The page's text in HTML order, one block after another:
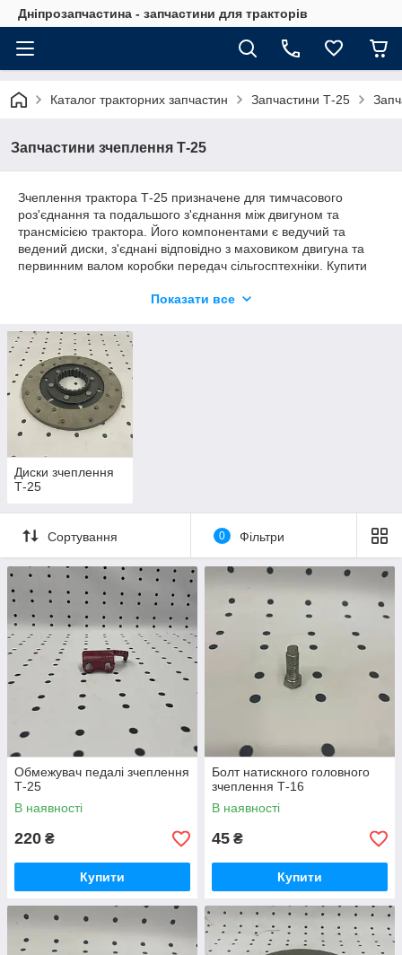
Дніпрозапчастина - запчастини для тракторів
Каталог тракторних запчастин Запчастини Т-25
Запчастини зчеплення Т-25
Зчеплення трактора Т-25 призначене для тимчасового
роз'єднання та подальшого з'єднання між двигуном та
трансмісією трактора. Його компонентами є ведучий та
ведений диски, з'єднані відповідно з маховиком двигуна та
первинним валом коробки передач сільгосптехніки. Купити
рекомендуємо в інтернет-магазині Дніпрозапчастина.
Показати все
Диски зчеплення
Т-25
Сортування 0 Фільтри
Обмежувач педалі зчеплення
Т-25
В наявності
220 ₴
Купити
Болт натискного головного
зчеплення Т-16
В наявності
45 ₴
Купити